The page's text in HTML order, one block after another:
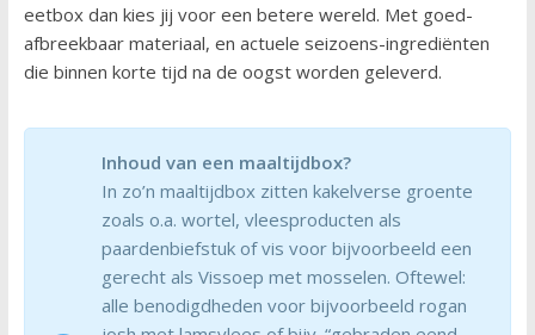
eetbox dan kies jij voor een betere wereld. Met goed-
afbreekbaar materiaal, en actuele seizoens-ingrediënten
die binnen korte tijd na de oogst worden geleverd.
Inhoud van een maaltijdbox?
In zo’n maaltijdbox zitten kakelverse groente
zoals o.a. wortel, vleesproducten als
paardenbiefstuk of vis voor bijvoorbeeld een
gerecht als Vissoep met mosselen. Oftewel:
alle benodigdheden voor bijvoorbeeld rogan